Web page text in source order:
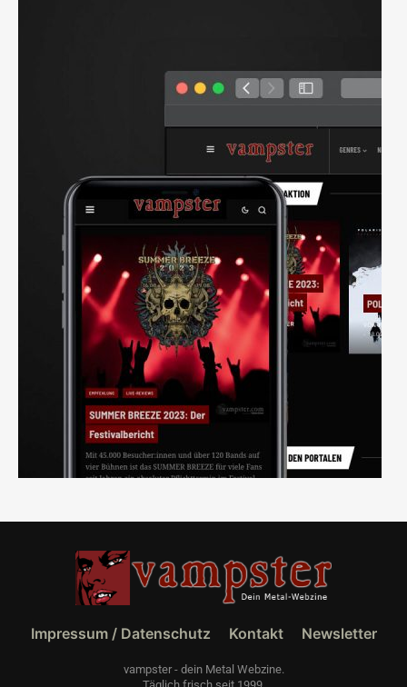
Impressum / Datenschutz Kontakt Newsletter
vampster - dein Metal Webzine.